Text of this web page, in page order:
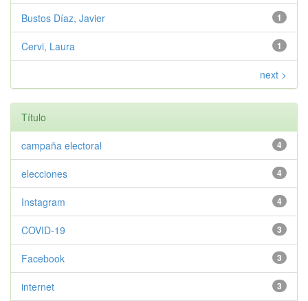
1
Bustos Díaz, Javier
1
Cervi, Laura
next >
Título
4
campaña electoral
4
elecciones
4
Instagram
3
COVID-19
3
Facebook
3
internet